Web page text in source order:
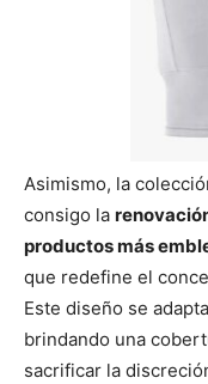
Asimismo, la
consigo la
productos más
que redefine el
Este diseño se
brindando una
sacrificar la